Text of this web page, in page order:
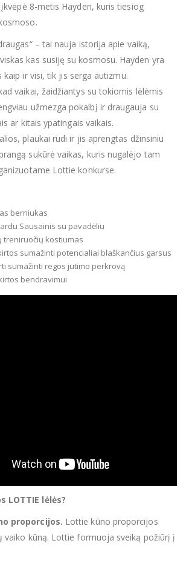
8-metis Hayden, kuris tiesiog
– tai nauja istorija apie vaiką,
kas susiję su kosmosu. Hayden yra
kaip ir visi, tik jis serga autizmu.
vaikai, žaidžiantys su tokiomis lėlėmis
užmezga pokalbį ir draugauja su
ar kitais ypatingais vaikais.
plaukai rudi ir jis aprengtas džinsiniu
sukūrė vaikas, kuris nugalėjo tam
Lottie konkurse.
berniukas
Sausainis su pavadėliu
treniruočių kostiumas
sumažinti potencialiai blaškančius garsus
sumažinti regos jutimo perkrovą
bendravimui
LOTTIE lėlės?
proporcijos. Lottie kūno proporcijos
vaiko kūną. Lottie formuoja sveiką požiūrį į